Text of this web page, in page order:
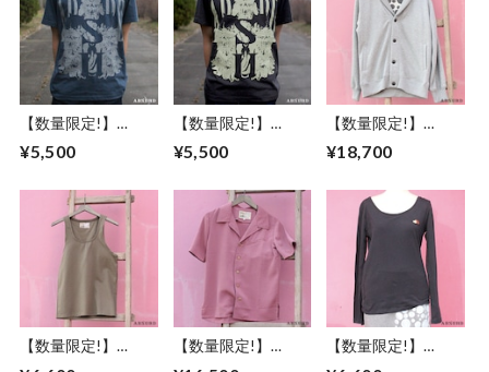
【数量限定!】
ABSURD クルーネ
ックＴシャツ メン
ドクロモチーフ グ
レー アブサード
DOKUROKUN（G
¥5,500
【数量限定!】
ABSURD クルーネ
ックＴシャツ メン
/ L ドクロモチーフ
チャコール アブサ
ード
DOKUROKUN（C）
¥5,500
【数量限定!】
ABSURD スウェッ
トカーディガン メ
サイズ ドット柄 ア
ブサード ロゴ 裏起
毛 グレー 左右ポケ
ット DOT
¥18,700
【数量限定!】
【数量限定!】
【数量限定!】